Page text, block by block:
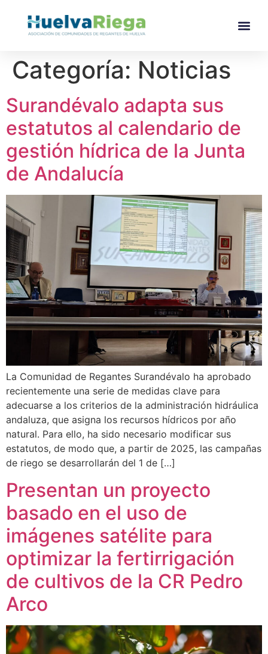
Categoría: Noticias
Surandévalo adapta sus
estatutos al calendario de
gestión hídrica de la Junta
de Andalucía
La Comunidad de Regantes Surandévalo ha aprobado
recientemente una serie de medidas clave para
adecuarse a los criterios de la administración hidráulica
andaluza, que asigna los recursos hídricos por año
natural. Para ello, ha sido necesario modificar sus
estatutos, de modo que, a partir de 2025, las campañas
de riego se desarrollarán del 1 de […]
Presentan un proyecto
basado en el uso de
imágenes satélite para
optimizar la fertirrigación
de cultivos de la CR Pedro
Arco